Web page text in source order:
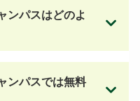
ンパスはどのよ
ンパスでは無料